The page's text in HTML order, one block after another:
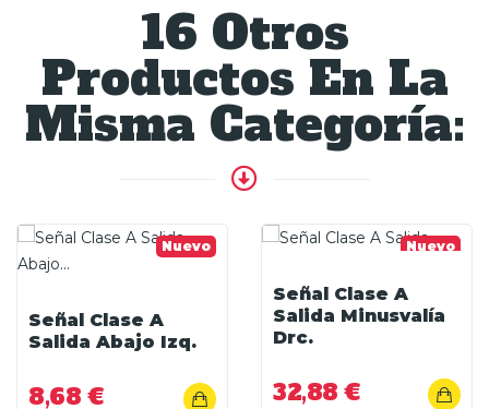
16 Otros
Productos En La
Misma Categoría:
Nuevo
Señal Clase A
Salida Abajo Izq.
8,68 €
Nuevo
Señal Clase A
Salida Minusvalía
Drc.
32,88 €